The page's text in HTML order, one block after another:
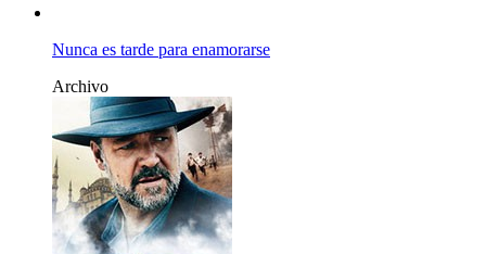
Nunca es tarde para enamorarse
Archivo